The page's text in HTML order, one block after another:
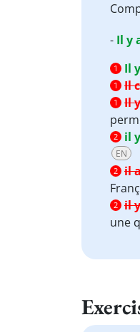
- Il y
1 Il
1 Il
1 Il
2 il
EN
2 il
2 il
une